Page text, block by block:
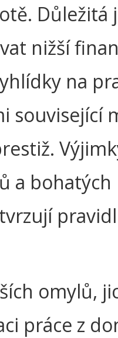
Důležitá
nižší
na
související
a bohatých
omylů,
práce z